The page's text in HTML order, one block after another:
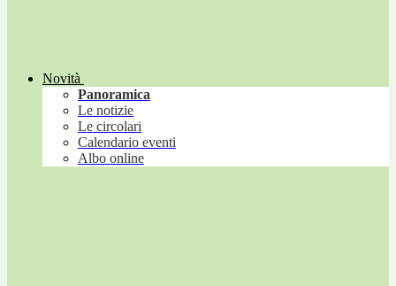
Novità
Panoramica
Le notizie
Le circolari
Calendario eventi
Albo online